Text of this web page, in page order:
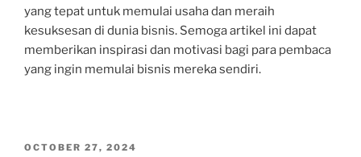
yang tepat untuk memulai usaha dan meraih
kesuksesan di dunia bisnis. Semoga artikel ini dapat
memberikan inspirasi dan motivasi bagi para pembaca
yang ingin memulai bisnis mereka sendiri.
POSTED
OCTOBER 27, 2024